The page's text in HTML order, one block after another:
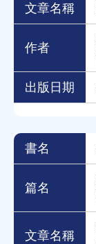
文章名稱
作者
出版日期
書名
篇名
文章名稱